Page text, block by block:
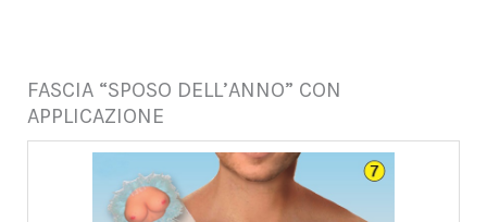
FASCIA “SPOSO DELL’ANNO” CON
APPLICAZIONE